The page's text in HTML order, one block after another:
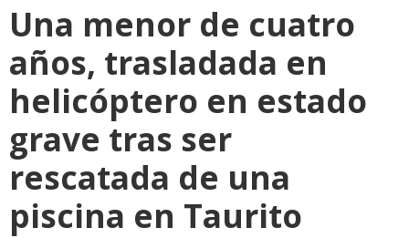
Una menor de cuatro
años, trasladada en
helicóptero en estado
grave tras ser
rescatada de una
piscina en Taurito